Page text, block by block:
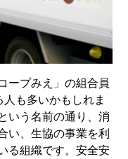
ープみえ」の組合員
人も多いかもしれま
いう名前の通り、消
い、生協の事業を利
る組織です。安全安